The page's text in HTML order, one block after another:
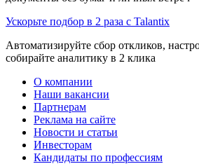
Ускорьте подбор в 2 раза с Talantix
Автоматизируйте сбор откликов,
собирайте аналитику в 2 клика
О компании
Наши вакансии
Партнерам
Реклама на сайте
Новости и статьи
Инвесторам
Кандидаты по профессиям